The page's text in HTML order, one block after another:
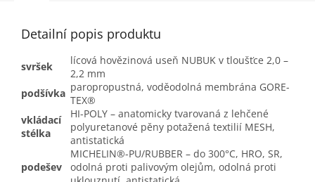
Detailní popis produktu
svršek
lícová hovězinová useň NUBUK v tloušťce 2,0 –
2,2 mm
podšívka paropropustná, voděodolná membrána GORE-
TEX®
vkládací
stélka
HI-POLY – anatomicky tvarovaná z lehčené
polyuretanové pěny potažená textilií MESH,
antistatická
podešev
MICHELIN®-PU/RUBBER – do 300°C, HRO, SR,
odolná proti palivovým olejům, odolná proti